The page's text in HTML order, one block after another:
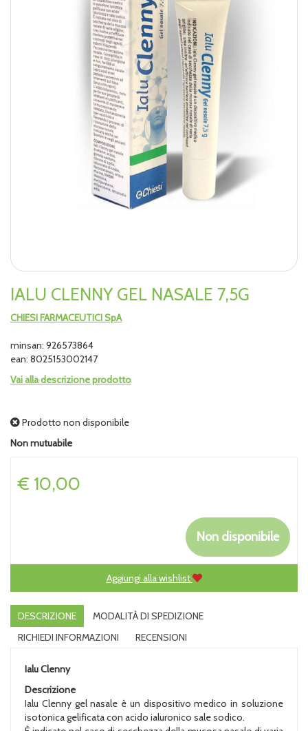
IALU CLENNY GEL NASALE 7,5G
CHIESI FARMACEUTICI SpA
minsan: 926573864
ean: 8025153002147
Vai alla descrizione prodotto
Prodotto non disponibile
Non mutuabile
Prezzo
€ 10,00
Non disponibile
Aggiungi alla wishlist
DESCRIZIONE
MODALITÀ DI SPEDIZIONE
RICHIEDI INFORMAZIONI
RECENSIONI
Ialu Clenny
Descrizione
Ialu Clenny gel nasale è un dispositivo medico in soluzione
isotonica gelificata con acido ialuronico sale sodico.